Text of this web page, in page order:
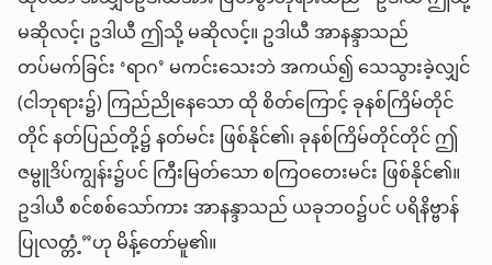
မဆိုလင့်၊ ဥဒါယီ ဤသို့ မဆိုလင့်။ ဥဒါယီ အာနန္ဒာသည်
တပ်မက်ခြင်း ‘ရာဂ’ မကင်းသေးဘဲ အကယ်၍ သေသွားခဲ့လျှင်
(ငါဘုရား၌) ကြည်ညိုနေသော ထို စိတ်ကြောင့် ခုနစ်ကြိမ်တိုင်
တိုင် နတ်ပြည်တို့၌ နတ်မင်း ဖြစ်နိုင်၏၊ ခုနစ်ကြိမ်တိုင်တိုင် ဤ
ဇမ္ဗူဒိပ်ကျွန်း၌ပင် ကြီးမြတ်သော စကြဝတေးမင်း ဖြစ်နိုင်၏။
ဥဒါယီ စင်စစ်သော်ကား အာနန္ဒာသည် ယခုဘဝ၌ပင် ပရိနိဗ္ဗာန်
ပြုလတ္တံ့”ဟု မိန့်တော်မူ၏။